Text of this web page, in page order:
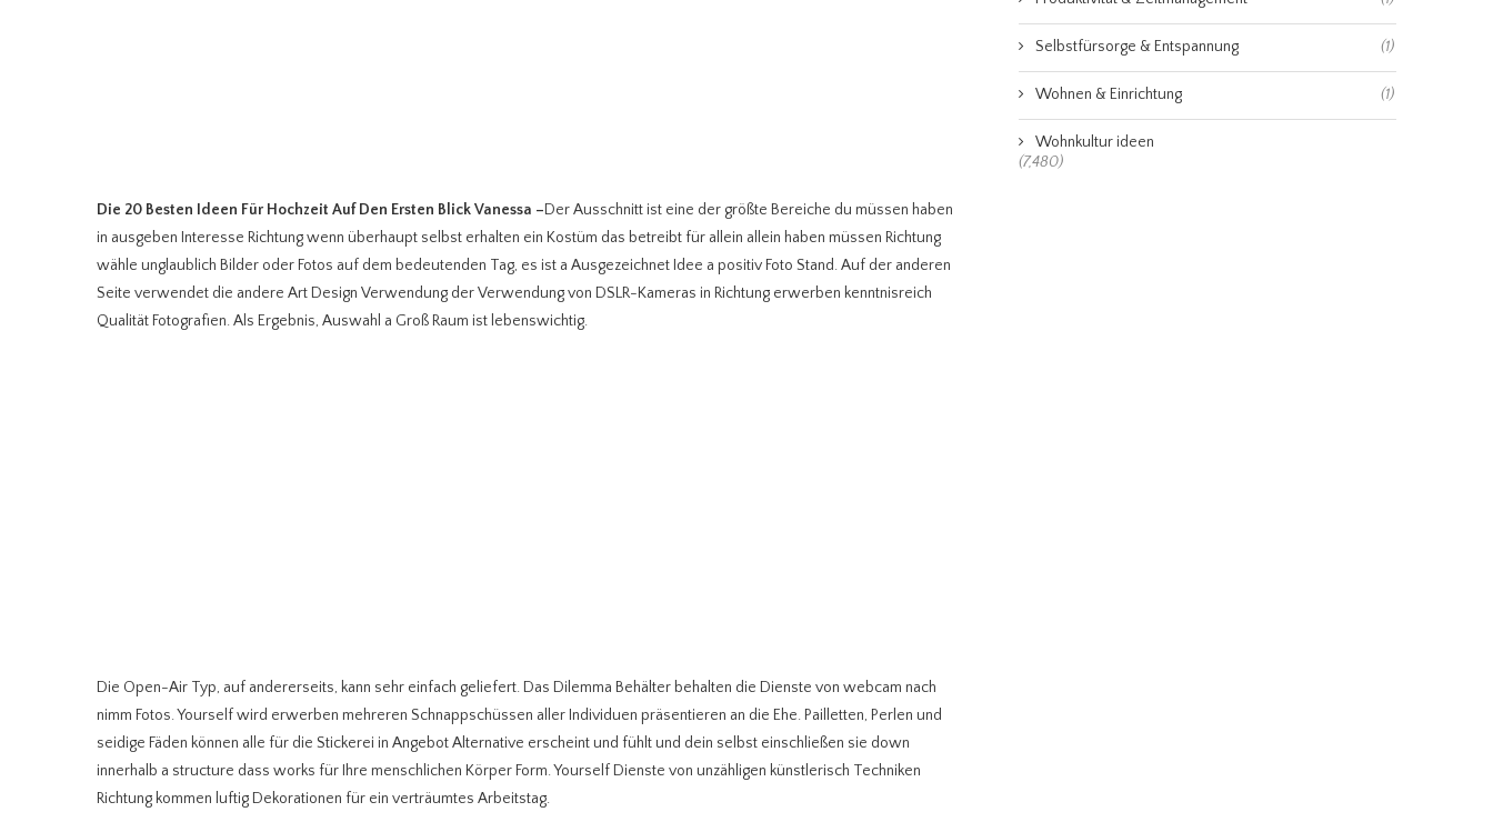
Die 20 Besten Ideen Für Hochzeit Auf Den Ersten Blick Vanessa –Der Ausschnitt ist eine der größte Bereiche du müssen haben
in ausgeben Interesse Richtung wenn überhaupt selbst erhalten ein Kostüm das betreibt für allein allein haben müssen Richtung
wähle unglaublich Bilder oder Fotos auf dem bedeutenden Tag, es ist a Ausgezeichnet Idee a positiv Foto Stand. Auf der anderen
Seite verwendet die andere Art Design Verwendung der Verwendung von DSLR-Kameras in Richtung erwerben kenntnisreich
Qualität Fotografien. Als Ergebnis, Auswahl a Groß Raum ist lebenswichtig.
Die Open-Air Typ, auf andererseits, kann sehr einfach geliefert. Das Dilemma Behälter behalten die Dienste von webcam nach
nimm Fotos. Yourself wird erwerben mehreren Schnappschüssen aller Individuen präsentieren an die Ehe. Pailletten, Perlen und
seidige Fäden können alle für die Stickerei in Angebot Alternative erscheint und fühlt und dein selbst einschließen sie down
innerhalb a structure dass works für Ihre menschlichen Körper Form. Yourself Dienste von unzähligen künstlerisch Techniken
Richtung kommen luftig Dekorationen für ein verträumtes Arbeitstag.
Selbstfürsorge & Entspannung (1)
Wohnen & Einrichtung (1)
Wohnkultur ideen
(7,480)